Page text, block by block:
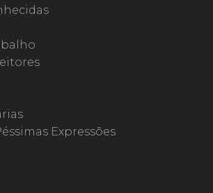
Expressões